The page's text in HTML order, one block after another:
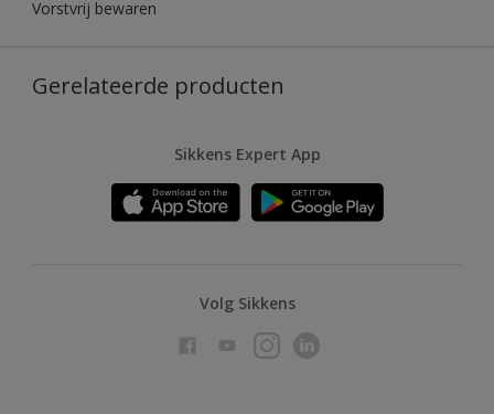
Vorstvrij bewaren
Gerelateerde producten
Sikkens Expert App
Volg Sikkens